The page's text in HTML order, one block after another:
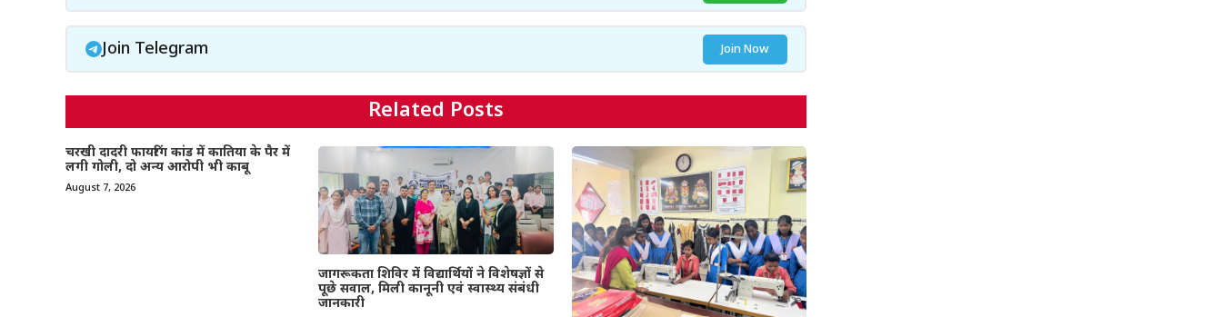
Join Telegram Join Now
Related Posts
चरखी दादरी फायरिंग कांड में कातिया के पैर में
लगी गोली, दो अन्य आरोपी भी काबू
August 7, 2026
जागरूकता शिविर में विद्यार्थियों ने विशेषज्ञों से
पूछे सवाल, मिली कानूनी एवं स्वास्थ्य संबंधी
जानकारी